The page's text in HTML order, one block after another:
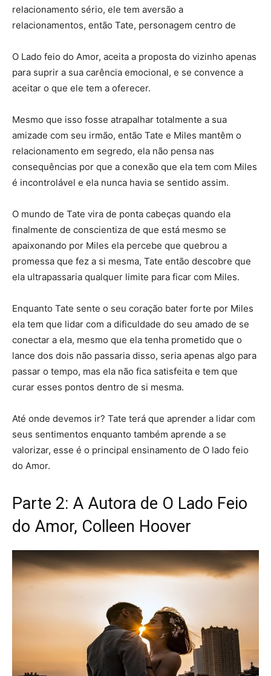
relacionamento sério, ele tem aversão a
relacionamentos, então Tate, personagem centro de
O Lado feio do Amor, aceita a proposta do vizinho apenas
para suprir a sua carência emocional, e se convence a
aceitar o que ele tem a oferecer.
Mesmo que isso fosse atrapalhar totalmente a sua
amizade com seu irmão, então Tate e Miles mantêm o
relacionamento em segredo, ela não pensa nas
consequências por que a conexão que ela tem com Miles
é incontrolável e ela nunca havia se sentido assim.
O mundo de Tate vira de ponta cabeças quando ela
finalmente de conscientiza de que está mesmo se
apaixonando por Miles ela percebe que quebrou a
promessa que fez a si mesma, Tate então descobre que
ela ultrapassaria qualquer limite para ficar com Miles.
Enquanto Tate sente o seu coração bater forte por Miles
ela tem que lidar com a dificuldade do seu amado de se
conectar a ela, mesmo que ela tenha prometido que o
lance dos dois não passaria disso, seria apenas algo para
passar o tempo, mas ela não fica satisfeita e tem que
curar esses pontos dentro de si mesma.
Até onde devemos ir? Tate terá que aprender a lidar com
seus sentimentos enquanto também aprende a se
valorizar, esse é o principal ensinamento de O lado feio
do Amor.
Parte 2: A Autora de O Lado Feio
do Amor, Colleen Hoover